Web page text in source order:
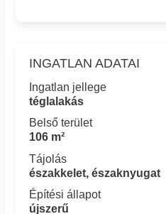
INGATLAN ADATAI
Ingatlan jellege
téglalakás
Belső terület
106 m²
Tájolás
északkelet, északnyugat
Építési állapot
újszerű